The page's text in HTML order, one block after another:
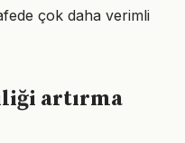
çok daha verimli
artırma